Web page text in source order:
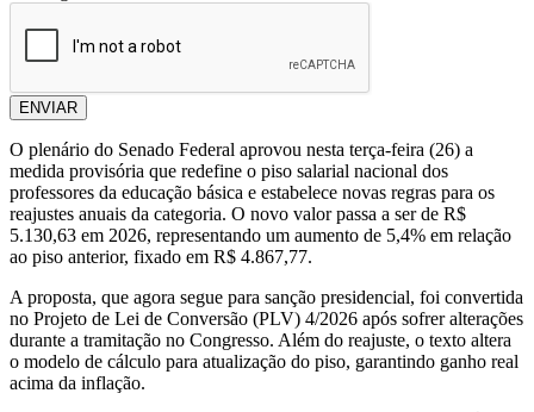
ENVIAR
O plenário do Senado Federal aprovou nesta terça-feira (26) a
medida provisória que redefine o piso salarial nacional dos
professores da educação básica e estabelece novas regras para os
reajustes anuais da categoria. O novo valor passa a ser de R$
5.130,63 em 2026, representando um aumento de 5,4% em relação
ao piso anterior, fixado em R$ 4.867,77.
A proposta, que agora segue para sanção presidencial, foi convertida
no Projeto de Lei de Conversão (PLV) 4/2026 após sofrer alterações
durante a tramitação no Congresso. Além do reajuste, o texto altera
o modelo de cálculo para atualização do piso, garantindo ganho real
acima da inflação.